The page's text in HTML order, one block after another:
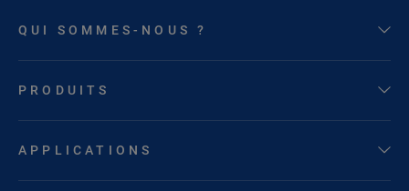
QUI SOMMES-NOUS ?
PRODUITS
APPLICATIONS